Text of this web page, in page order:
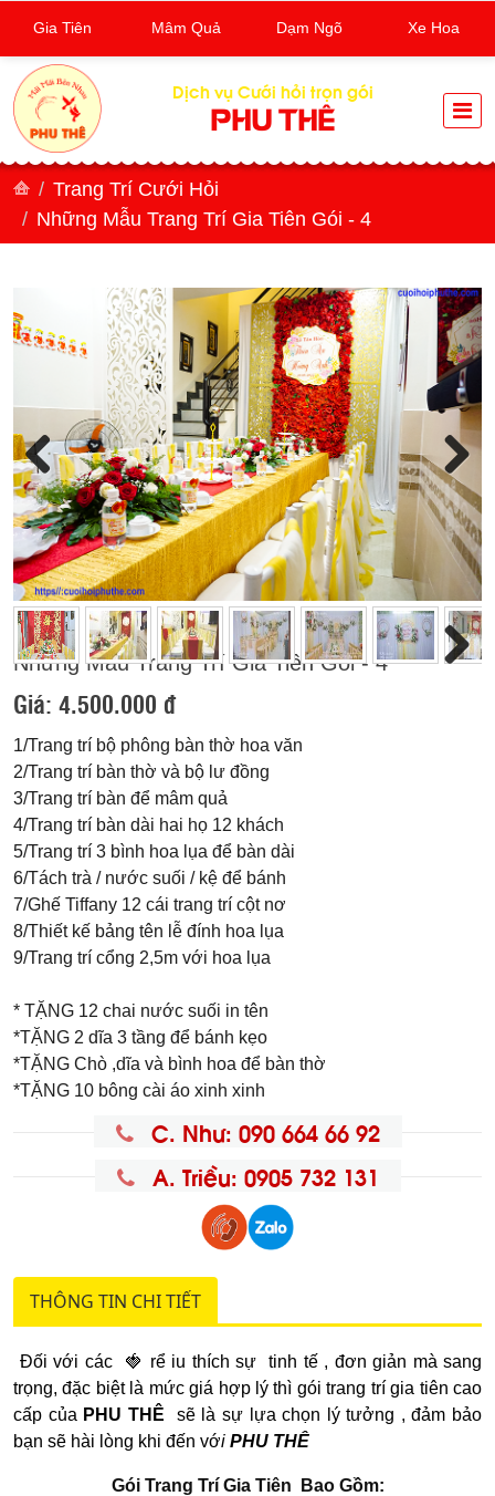
Dịch vụ Cưới hỏi trọn gói
PHU THÊ
Trang Trí Cưới Hỏi
Những Mẫu Trang Trí Gia Tiên Gói - 4
Previous Next
Những Mẫu Trang Trí Gia Tiên Gói - 4
Giá: 4.500.000 đ
1/Trang trí bộ phông bàn thờ hoa văn
2/Trang trí bàn thờ và bộ lư đồng
3/Trang trí bàn để mâm quả
4/Trang trí bàn dài hai họ 12 khách
5/Trang trí 3 bình hoa lụa để bàn dài
6/Tách trà / nước suối / kệ để bánh
7/Ghế Tiffany 12 cái trang trí cột nơ
8/Thiết kế bảng tên lễ đính hoa lụa
9/Trang trí cổng 2,5m với hoa lụa
* TẶNG 12 chai nước suối in tên
*TẶNG 2 dĩa 3 tầng để bánh kẹo
*TẶNG Chò ,dĩa và bình hoa để bàn thờ
*TẶNG 10 bông cài áo xinh xinh
C. Như: 090 664 66 92
A. Triều: 0905 732 131
THÔNG TIN CHI TIẾT
Đối với các 🍓 rể iu thích sự tinh tế , đơn giản mà sang
trọng, đặc biệt là mức giá hợp lý thì gói trang trí gia tiên cao
cấp của PHU THÊ sẽ là sự lựa chọn lý tưởng , đảm bảo
bạn sẽ hài lòng khi đến với PHU THÊ
Gói Trang Trí Gia Tiên Bao Gồm:
Gia Tiên Mâm Quả Dạm Ngõ Xe Hoa